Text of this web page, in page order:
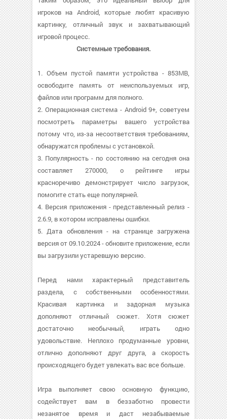
игроков на Android, которые любят красивую
картинку, отличный звук и захватывающий
игровой процесс.
Системные требования.
1. Объем пустой памяти устройства - 853MB,
освободите память от неиспользуемых игр,
файлов или программ для полного.
2. Операционная система - Android 9+, советуем
посмотреть параметры вашего устройства
потому что, из-за несоответствия требованиям,
обнаружатся проблемы с установкой.
3. Популярность - по состоянию на сегодня она
составляет 270000, о рейтинге игры
красноречиво демонстрирует число загрузок,
помогите стать еще популярней.
4. Версия приложения - представленный релиз -
2.6.9, в котором исправлены ошибки.
5. Дата обновления - на странице загружена
версия от 09.10.2024 - обновите приложение, если
вы загрузили устаревшую версию.
Перед нами характерный представитель
раздела, с собственными особенностями.
Красивая картинка и задорная музыка
дополняют отличный сюжет. Хотя сюжет
достаточно необычный, играть одно
удовольствие. Неплохо продуманные уровни,
отлично дополняют друг друга, а скорость
происходящего будет увлекать вас все больше.
Игра выполняет свою основную функцию,
содействует вам в беззаботно провести
незанятое время и даст незабываемые